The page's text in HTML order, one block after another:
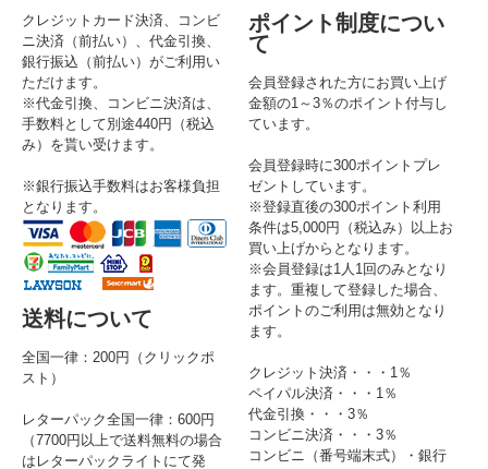
クレジットカード決済、コンビ
ニ決済（前払い）、代金引換、
銀行振込（前払い）がご利用い
ただけます。
※代金引換、コンビニ決済は、
手数料として別途440円（税込
み）を貰い受けます。
※銀行振込手数料はお客様負担
となります。
送料について
全国一律：200円（クリックポ
スト）
レターパック全国一律：600円
（7700円以上で送料無料の場合
はレターパックライトにて発
ポイント制度につい
て
会員登録された方にお買い上げ
金額の1～3％のポイント付与し
ています。
会員登録時に300ポイントプレ
ゼントしています。
※登録直後の300ポイント利用
条件は5,000円（税込み）以上お
買い上げからとなります。
※会員登録は1人1回のみとなり
ます。重複して登録した場合、
ポイントのご利用は無効となり
ます。
クレジット決済・・・1％
ペイパル決済・・・1％
代金引換・・・3％
コンビニ決済・・・3％
コンビニ（番号端末式）・銀行